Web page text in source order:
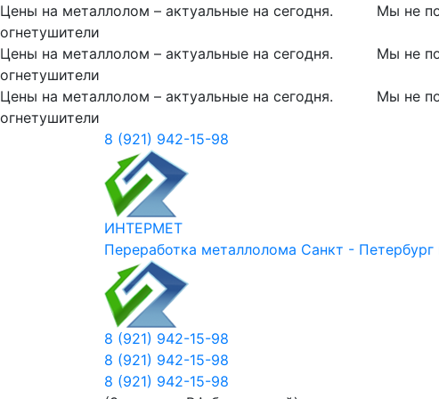
Цены на металлолом – актуальные на сегодня.
Мы не
огнетушители
Цены на металлолом – актуальные на сегодня.
Мы не
огнетушители
Цены на металлолом – актуальные на сегодня.
Мы не
огнетушители
8 (921) 942-15-98
ИНТЕРМЕТ
Переработка металлолома Санкт - Петербург
8 (921) 942-15-98
8 (921) 942-15-98
8 (921) 942-15-98